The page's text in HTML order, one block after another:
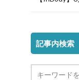
記事内検索